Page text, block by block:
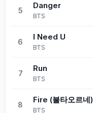
5
Danger
BTS
6
I Need U
BTS
7
Run
BTS
8
Fire (불타오르네)
BTS